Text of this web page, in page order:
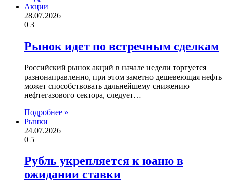
Акции
28.07.2026
0 3
Рынок идет по встречным сделкам
Российский рынок акций в начале недели торгуется
разнонаправленно, при этом заметно дешевеющая нефть
может способствовать дальнейшему снижению
нефтегазового сектора, следует…
Подробнее »
Рынки
24.07.2026
0 5
Рубль укрепляется к юаню в
ожидании ставки